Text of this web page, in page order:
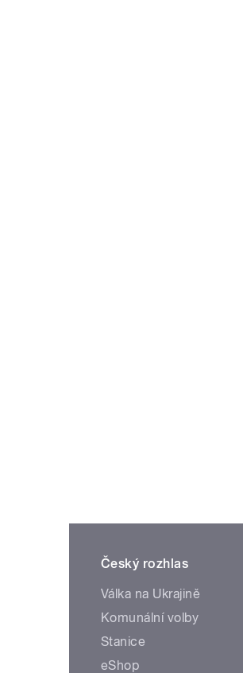
Český rozhlas
Válka na Ukrajině
Komunální volby
Stanice
eShop